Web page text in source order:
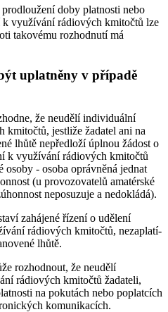
doby platnosti nebo
využívání rádiových kmitočtů lze
takovému rozhodnutí má
uplatněny v případě
že neudělí individuální
jestliže žadatel ani na
lhůtě nepředloží úplnou žádost o
k využívání rádiových kmitočtů
- osoba oprávněná jednat
(u provozovatelů amatérské
neposuzuje a nedokládá).
zahájené řízení o udělení
rádiových kmitočtů, nezaplatí-
lhůtě.
rozhodnout, že neudělí
rádiových kmitočtů žadateli,
na pokutách nebo poplatcích
komunikacích.